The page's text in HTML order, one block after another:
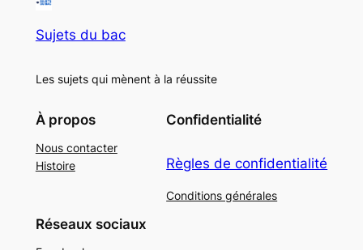
Sujets du bac
Les sujets qui mènent à la réussite
À propos
Nous contacter
Histoire
Confidentialité
Règles de confidentialité
Conditions générales
Réseaux sociaux